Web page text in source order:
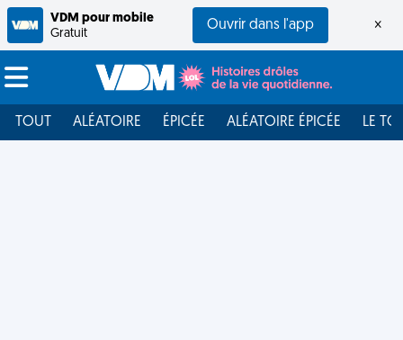
VDM pour mobile
Gratuit
Ouvrir dans l'app ×
TOUT ALÉATOIRE ÉPICÉE ALÉATOIRE ÉPICÉE LE